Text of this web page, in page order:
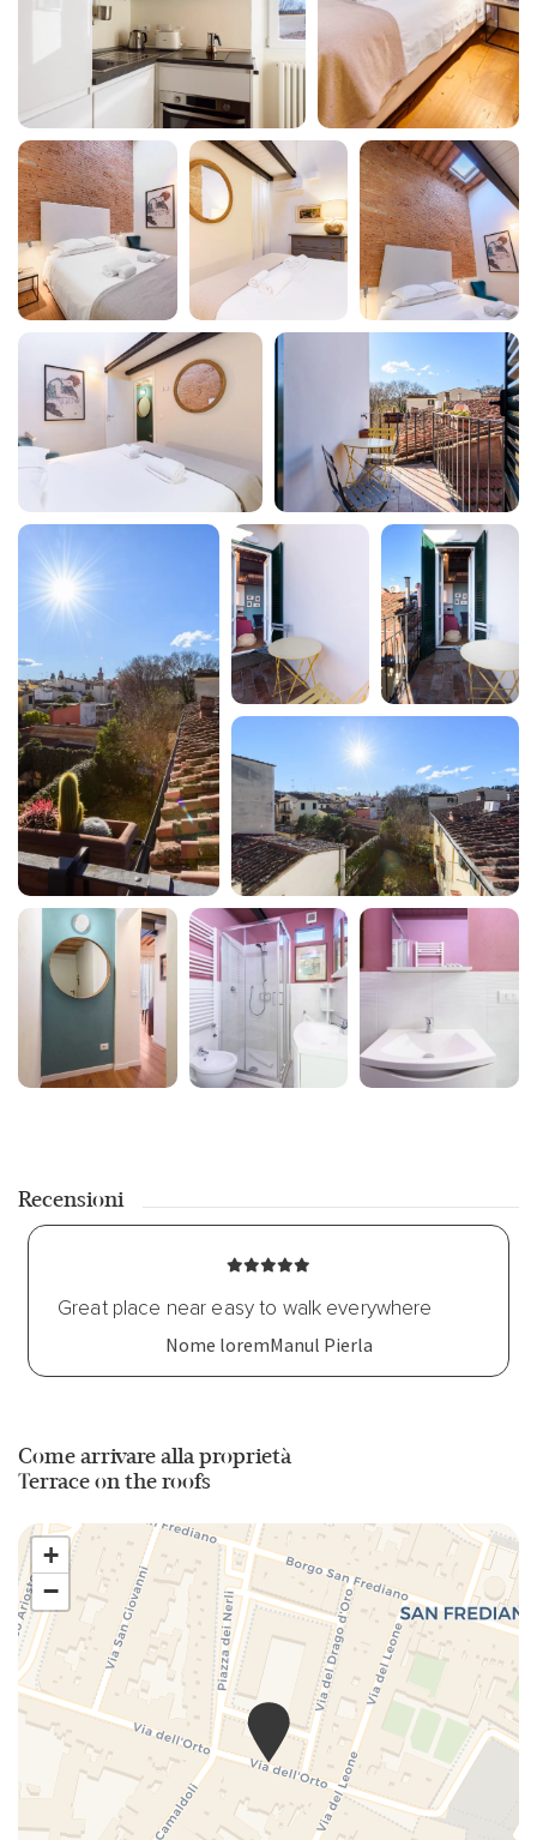
Forno a microonde
Frigorifero
Gabinetto
In città
Internet wireless
Lampada
Laptop friendly
Lavatrice
Lavatrice/Asciugatrice
Macchina caffè/te
Occorrente essenziale
Pentole e padelle
Phon
Piatti e ciotole
Piatti e Posate
Piumone
Pulizia della casa opzionale
Rilevatore di monossido di carbonio
Riscaldamento autonomo
Romantico
Soggiorni a lungo termine ammessi
Soggiorno
Staff di servizi
Tavolo e sedie
Recensioni
Great place near easy to walk everywhere
Nome loremManul Pierla
Come arrivare alla proprietà
Terrace on the roofs
+
−